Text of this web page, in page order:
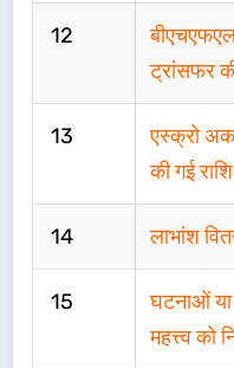
12
ट्रांसफर
13
एस्क्रो
की गई
14 लाभांश
15
घटनाओं
महत्त्व को